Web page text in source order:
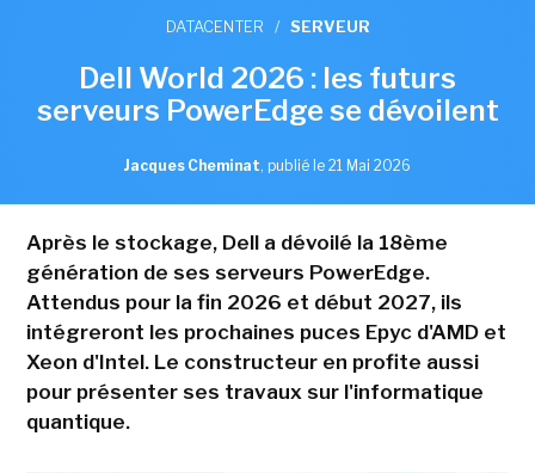
DATACENTER / SERVEUR
Dell World 2026 : les futurs
serveurs PowerEdge se dévoilent
Jacques Cheminat, publié le 21 Mai 2026
Après le stockage, Dell a dévoilé la 18ème
génération de ses serveurs PowerEdge.
Attendus pour la fin 2026 et début 2027, ils
intégreront les prochaines puces Epyc d'AMD et
Xeon d'Intel. Le constructeur en profite aussi
pour présenter ses travaux sur l'informatique
quantique.